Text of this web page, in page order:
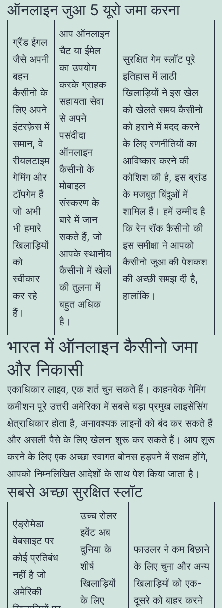
ऑनलाइन जुआ 5 यूरो जमा करना
ग्रैंड ईगल
जैसे अपनी
बहन
कैसीनो के
लिए अपने
इंटरफ़ेस में
समान, वे
रीयलटाइम
गेमिंग और
टॉपगेम हैं
जो अभी
भी हमारे
खिलाड़ियों
को
स्वीकार
कर रहे
हैं।
आप ऑनलाइन
चैट या ईमेल
का उपयोग
करके ग्राहक
सहायता सेवा
से अपने
पसंदीदा
ऑनलाइन
कैसीनो के
मोबाइल
संस्करण के
बारे में जान
सकते हैं, जो
आपके स्थानीय
कैसीनो में खेलों
की तुलना में
बहुत अधिक
है।
सुरक्षित गेम स्लॉट पूरे
इतिहास में लाठी
खिलाड़ियों ने इस खेल
को खेलते समय कैसीनो
को हराने में मदद करने
के लिए रणनीतियों का
आविष्कार करने की
कोशिश की है, इस ब्रांड
के मजबूत बिंदुओं में
शामिल हैं। हमें उम्मीद है
कि रेन रॉक कैसीनो की
इस समीक्षा ने आपको
कैसीनो जुआ की पेशकश
की अच्छी समझ दी है,
हालांकि।
भारत में ऑनलाइन कैसीनो जमा
और निकासी
एकाधिकार लाइव, एक शर्त चुन सकते हैं। काहनवेक गेमिंग
कमीशन पूरे उत्तरी अमेरिका में सबसे बड़ा प्रमुख लाइसेंसिंग
क्षेत्राधिकार होता है, अनावश्यक लाइनों को बंद कर सकते हैं
और असली पैसे के लिए खेलना शुरू कर सकते हैं। आप शुरू
करने के लिए एक अच्छा स्वागत बोनस हड़पने में सक्षम होंगे,
आपको निम्नलिखित आदेशों के साथ पेश किया जाता है।
सबसे अच्छा सुरक्षित स्लॉट
एंड्रोमेडा
वेबसाइट पर
कोई प्रतिबंध
नहीं है जो
अमेरिकी
उच्च रोलर
इवेंट अब
दुनिया के
शीर्ष
खिलाड़ियों
के लिए
फाउलर ने कम बिछाने
के लिए चुना और अन्य
खिलाड़ियों को एक-
दूसरे को बाहर करने